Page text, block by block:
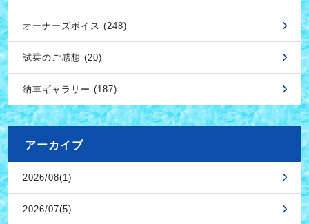
オーナーズボイス (248)
試乗のご感想 (20)
納車ギャラリー (187)
アーカイブ
2026/08(1)
2026/07(5)